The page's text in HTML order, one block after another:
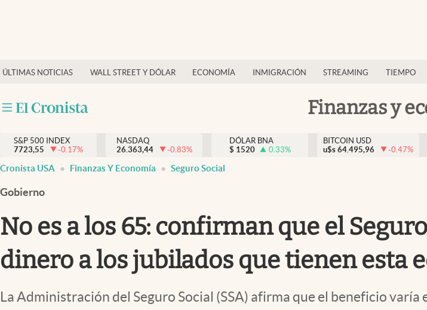
ÚLTIMAS NOTICIAS WALL STREET Y DÓLAR ECONOMÍA INMIGRACIÓN STREAMING TIEMPO
Finanzas y
Finanzas y economía
Inmigración
Trending
Streaming
PC y mobile
S&P 500 INDEX
7723,55
-0.17%
NASDAQ
26.363,44
-0.83%
DÓLAR BNA
$ 1520 0.33%
BITCOIN USD
u$s 64.495,96 -0.47%
Cronista USA Finanzas Y Economía Seguro Social
Gobierno
No es a los 65: confirman que el
dinero a los jubilados que tienen esta
La Administración del Seguro Social (SSA) afirma que el beneficio varía